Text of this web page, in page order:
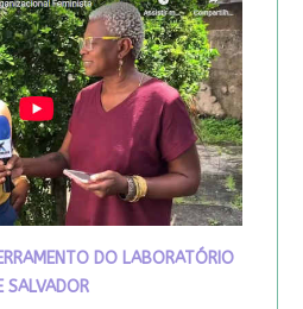
DO LABORATÓRIO
SALVADOR